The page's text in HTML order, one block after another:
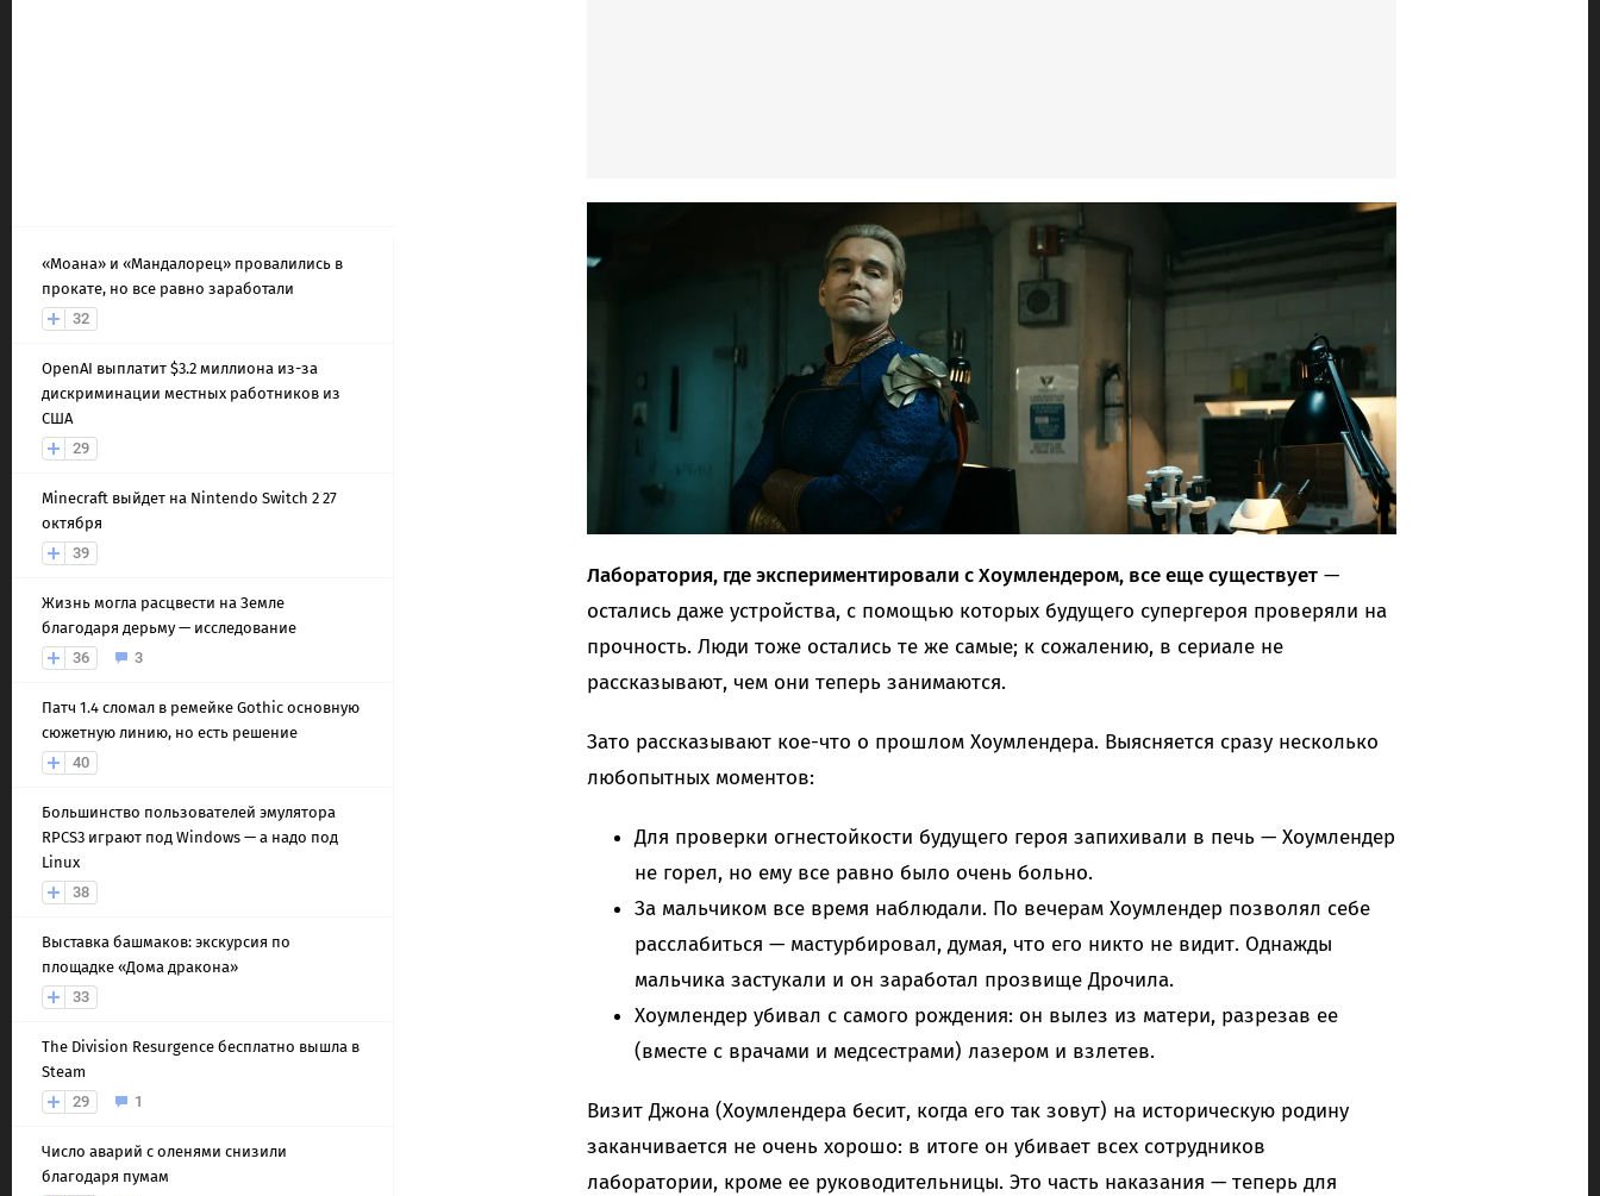
«Моана» и «Мандалорец» провалились в
прокате, но все равно заработали
32
OpenAI выплатит $3.2 миллиона из-за
дискриминации местных работников из
США
29
Minecraft выйдет на Nintendo Switch 2 27
октября
39
Жизнь могла расцвести на Земле
благодаря дерьму — исследование
36
3
Патч 1.4 сломал в ремейке Gothic основную
сюжетную линию, но есть решение
40
Большинство пользователей эмулятора
RPCS3 играют под Windows — а надо под
Linux
38
Выставка башмаков: экскурсия по
площадке «Дома дракона»
33
The Division Resurgence бесплатно вышла в
Steam
29
1
Число аварий с оленями снизили
благодаря пумам
Лаборатория, где экспериментировали с Хоумлендером, все еще существует—
остались даже устройства, с помощью которых будущего супергероя проверяли на
прочность. Люди тоже остались те же самые; к сожалению, в сериале не
рассказывают, чем они теперь занимаются.
Зато рассказывают кое-что о прошлом Хоумлендера. Выясняется сразу несколько
любопытных моментов:
Для проверки огнестойкости будущего героя запихивали в печь — Хоумлендер
не горел, но ему все равно было очень больно.
За мальчиком все время наблюдали. По вечерам Хоумлендер позволял себе
расслабиться — мастурбировал, думая, что его никто не видит. Однажды
мальчика застукали и он заработал прозвище Дрочила.
Хоумлендер убивал с самого рождения: он вылез из матери, разрезав ее
(вместе с врачами и медсестрами) лазером и взлетев.
Визит Джона (Хоумлендера бесит, когда его так зовут) на историческую родину
заканчивается не очень хорошо: в итоге он убивает всех сотрудников
лаборатории, кроме ее руководительницы. Это часть наказания — теперь для